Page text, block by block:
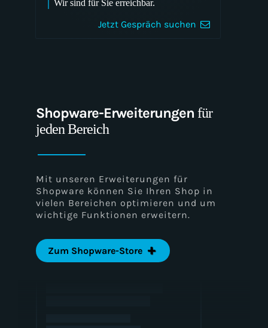
Wir sind für Sie erreichbar.
Jetzt Gespräch suchen
Shopware-Erweiterungen für
jeden Bereich
Mit unseren Erweiterungen für
Shopware können Sie Ihren Shop in
vielen Bereichen optimieren und um
wichtige Funktionen erweitern.
Zum Shopware-Store